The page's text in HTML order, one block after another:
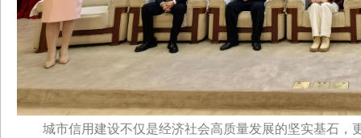
城市信用建设不仅是经济社会高质量发展的坚实基石